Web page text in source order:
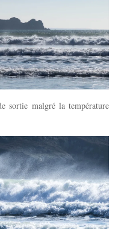
sortie malgré la température